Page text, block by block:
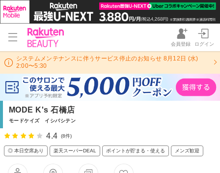
会員登録 ログイン
システムメンテナンスに伴うサービス停止のお知らせ 8月12日 (水)
2:00〜5:30
MODE K's 石橋店
モードケイズ イシバシテン
4.4 (8件)
◎ 本日空席あり 楽天スーパーDEAL ポイントが貯まる・使える メンズ歓迎